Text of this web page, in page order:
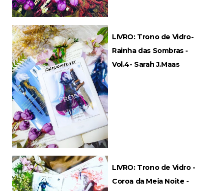
LIVRO: Trono de Vidro-
Rainha das Sombras -
Vol.4- Sarah J.Maas
LIVRO: Trono de Vidro -
Coroa da Meia Noite -